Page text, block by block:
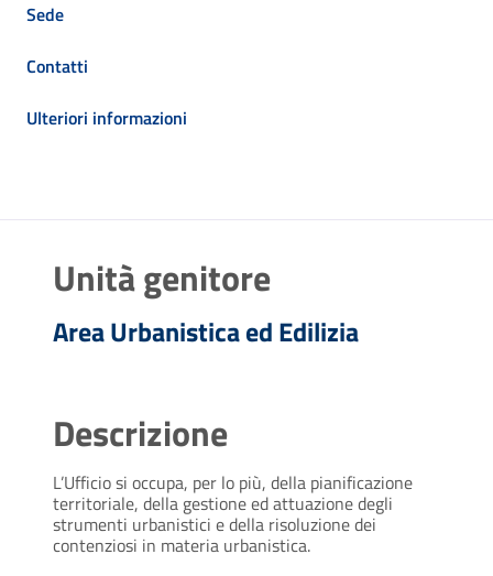
Sede
Contatti
Ulteriori informazioni
Unità genitore
Area Urbanistica ed Edilizia
Descrizione
L’Ufficio si occupa, per lo più, della pianificazione
territoriale, della gestione ed attuazione degli
strumenti urbanistici e della risoluzione dei
contenziosi in materia urbanistica.